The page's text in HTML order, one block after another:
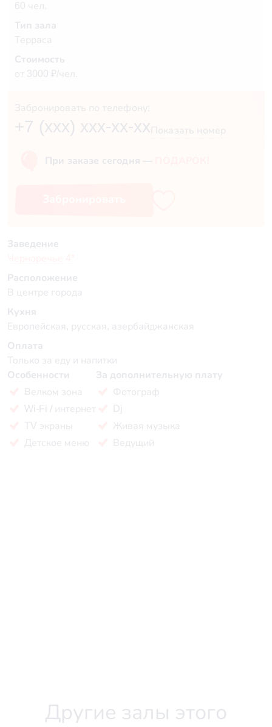
60 чел.
Тип зала
Терраса
Стоимость
от 3000 ₽/чел.
Забронировать по телефону:
+7 (xxx) xxx-xx-xx Показать номер
При заказе сегодня —
Заведение
Расположение
В центре города
Кухня
Европейская, русская, азербайджанская
Оплата
Только за еду и напитки
Особенности
Велком зона
Wi-Fi / интернет
TV экраны
Детское меню
За дополнительную плату
Фотограф
Dj
Живая музыка
Ведущий
Другие залы этого